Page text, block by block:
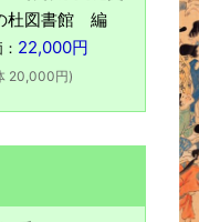
杜図書館 編
22,000円
20,000円)